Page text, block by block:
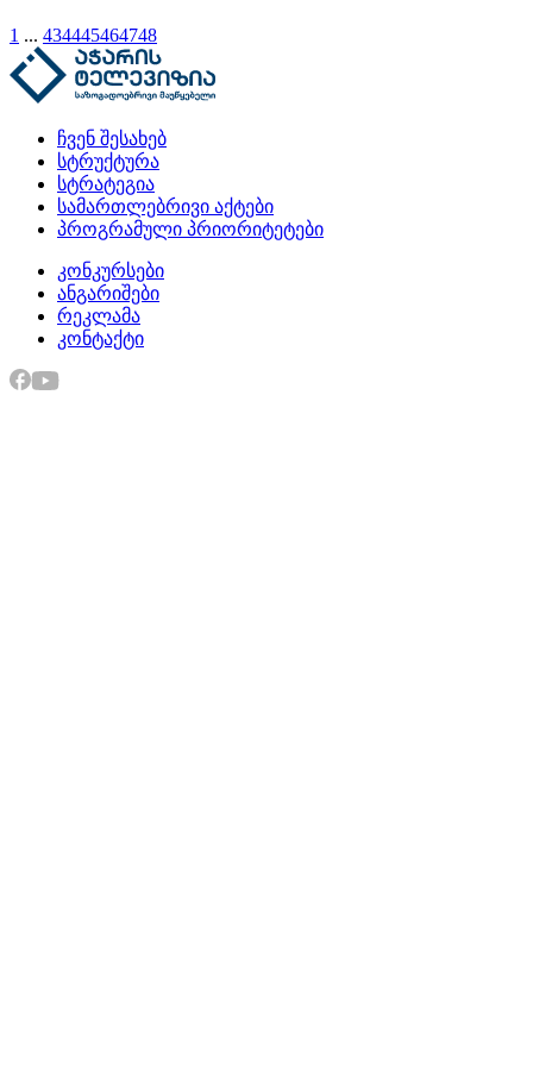
1 ... 434445464748
ჩვენ შესახებ
სტრუქტურა
სტრატეგია
სამართლებრივი აქტები
პროგრამული პრიორიტეტები
კონკურსები
ანგარიშები
რეკლამა
კონტაქტი